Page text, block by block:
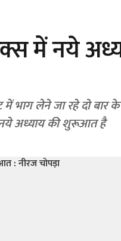
में नये
भाग लेने जा रहे दो
नये अध्याय की शुरूआत है